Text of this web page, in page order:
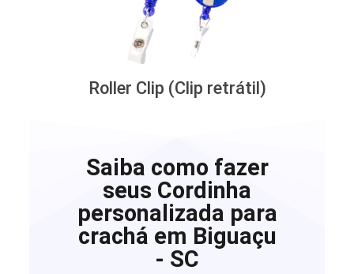
Roller Clip (Clip retrátil)
Saiba como fazer
seus Cordinha
personalizada para
crachá em Biguaçu
- SC